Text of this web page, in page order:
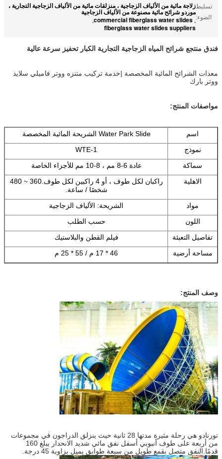
تسليط
الضوء:
زلاجة مائية من الألياف الزجاجية ، منزلقات مائية من الألياف الزجاجية التجارية ،
موردو شرائح مائية مصنوعة من الألياف الزجاجية
,
commercial fiberglass water slides
,
fiberglass water slides suppliers
فندق منتجع شرائح المياه الزجاجية التجارية الكبار تحفيز سرعة عالية
معدات الشرائح المائية المخصصة |خدمة تركيب متنزه ووتر فاميلي سلايد
ووتر بارك
مواصفات المنتج:
اسم
Water Park Slide الشريحة المائية المخصصة
نموذج
WTE-1
سماكة
عادة 6-8 مم ، 8-10 مم للأجزاء الخاصة
الاهلية
راكبان لكل طوف ، أو 4 راكبين لكل طوف.360 ~ 480
شخصًا / ساعة.
مواد
الشريحة: الألياف الزجاجية
اللون
حسب الطلب
تفاصيل التعبئة
فيلم القطن والبلاستيك
مساحة أرضية
46 * 17 م / 55 * 25 م
وصف المنتج:
تورنادو هي رحلة مثيرة مدتها 28 ثانية حيث ينزلق الدراجون في مجموعات
من أربعة على طوف أنبوبي أسفل نفق مائي شديد الانحدار يبلغ 160
قدمًا.النفق متصل بقمع طويل من سبعة طوابق يميل بزاوية 45 درجة.